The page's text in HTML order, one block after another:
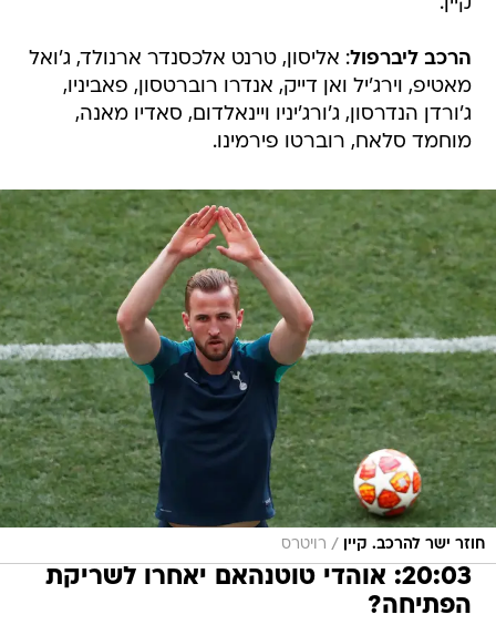
הרכב ליברפול: אליסון, טרנט אלכסנדר ארנולד, ג'ואל
מאטיפ, וירג'יל ואן דייק, אנדרו רוברטסון, פאביניו,
ג'ורדן הנדרסון, ג'ורג'יניו ויינאלדום, סאדיו מאנה,
מוחמד סלאח, רוברטו פירמינו.
חוזר ישר להרכב. קיין / רויטרס
20:03: אוהדי טוטנהאם יאחרו לשריקת
הפתיחה?